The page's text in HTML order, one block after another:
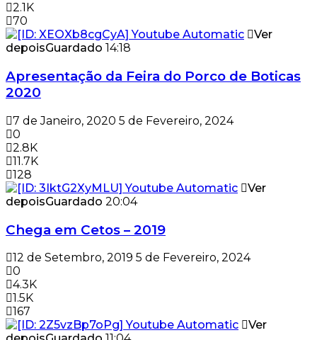
2.1K
70
Ver
depoisGuardado 14:18
Apresentação da Feira do Porco de Boticas
2020
7 de Janeiro, 2020 5 de Fevereiro, 2024
0
2.8K
11.7K
128
Ver
depoisGuardado 20:04
Chega em Cetos – 2019
12 de Setembro, 2019 5 de Fevereiro, 2024
0
4.3K
1.5K
167
Ver